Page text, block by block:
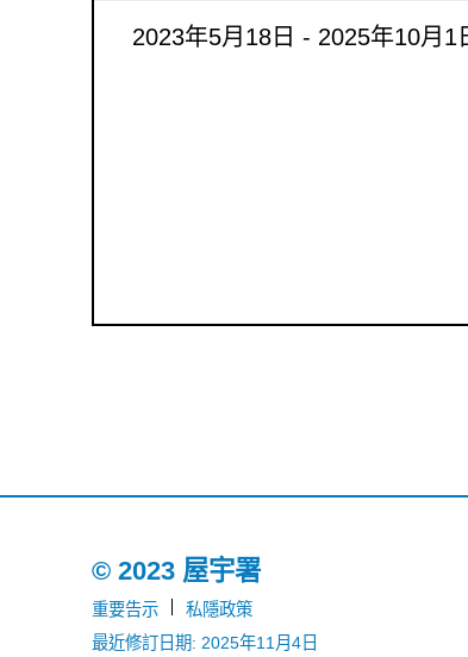
2023年5月18日 - 2025年10月1
© 2023 屋宇署
重要告示
私隱政策
最近修訂日期: 2025年11月4日